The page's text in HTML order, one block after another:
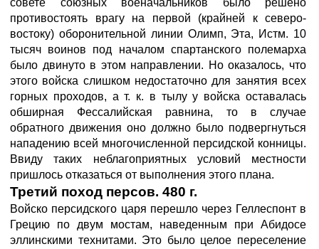
совете союзных военачальников было решено
противостоять врагу на первой (крайней к северо-
востоку) оборонительной линии Олимп, Эта, Истм. 10
тысяч воинов под началом спартанского полемарха
было двинуто в этом направлении. Но оказалось, что
этого войска слишком недостаточно для занятия всех
горных проходов, а т. к. в тылу у войска оставалась
обширная Фессалийская равнина, то в случае
обратного движения оно должно было подвергнуться
нападению всей многочисленной персидской конницы.
Ввиду таких неблагоприятных условий местности
пришлось отказаться от выполнения этого плана.
Третий поход персов. 480 г.
Войско персидского царя перешло через Геллеспонт в
Грецию по двум мостам, наведенным при Абидосе
эллинскими технитами. Это было целое переселение